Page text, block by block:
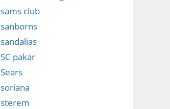
sams club
sanborns
sandalias
SC pakar
Sears
soriana
sterem